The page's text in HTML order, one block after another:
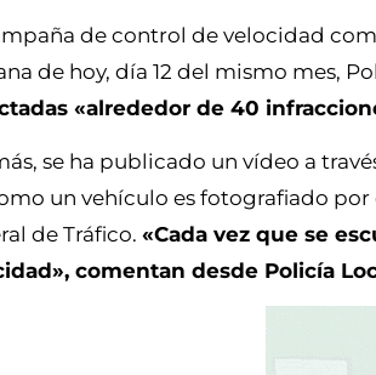
de control de velocidad
de hoy, día 12 del mismo mes,
«alrededor de 40
se ha publicado un vídeo a
un vehículo es fotografiado
de Tráfico. «Cada vez que se
comentan desde Policía